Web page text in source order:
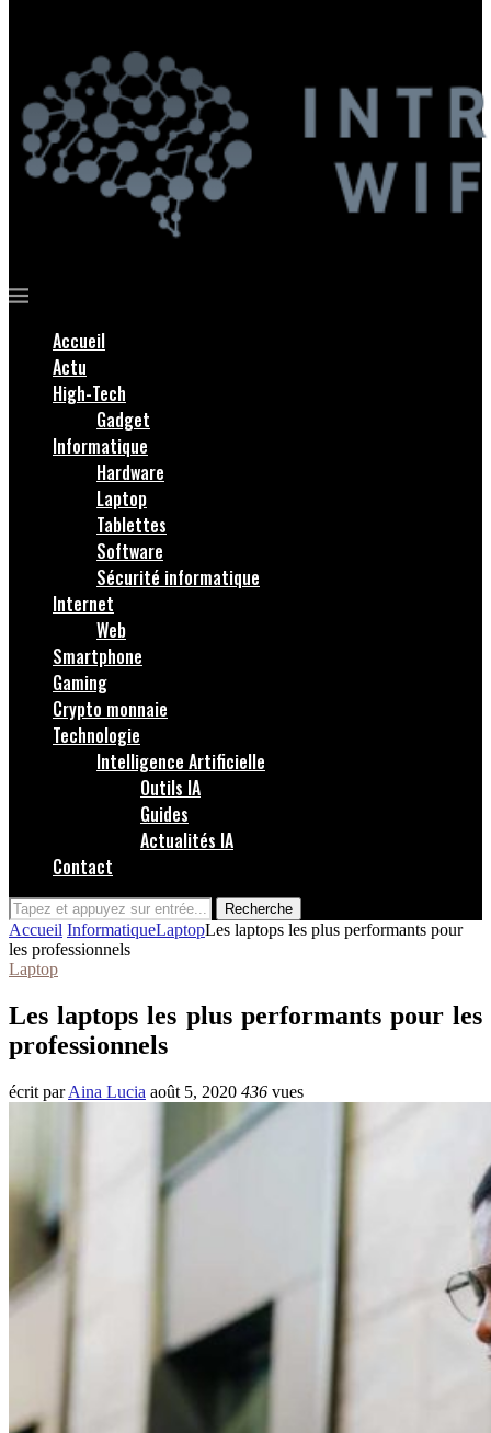
Accueil
Actu
High-Tech
Gadget
Informatique
Hardware
Laptop
Tablettes
Software
Sécurité informatique
Internet
Web
Smartphone
Gaming
Crypto monnaie
Technologie
Intelligence Artificielle
Outils IA
Guides
Actualités IA
Contact
Recherche
Accueil InformatiqueLaptopLes laptops les plus performants pour
les professionnels
Laptop
Les laptops les plus performants pour les
professionnels
écrit parAina Lucia août 5, 2020 436 vues